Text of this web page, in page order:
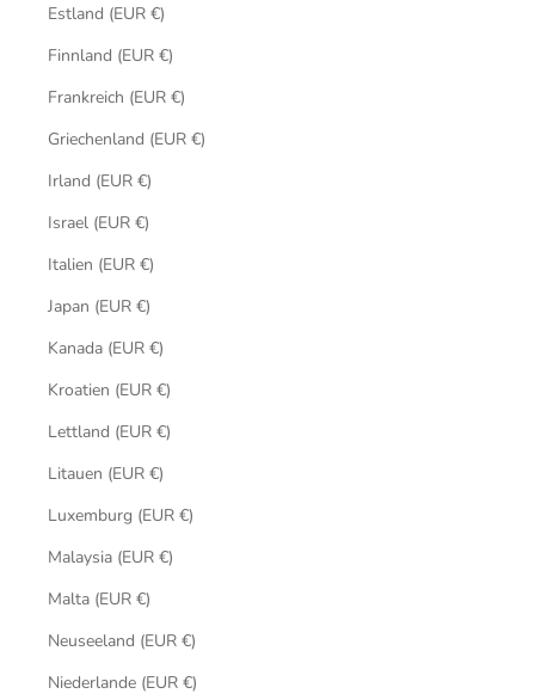
Estland (EUR €)
Finnland (EUR €)
Frankreich (EUR €)
Griechenland (EUR €)
Irland (EUR €)
Israel (EUR €)
Italien (EUR €)
Japan (EUR €)
Kanada (EUR €)
Kroatien (EUR €)
Lettland (EUR €)
Litauen (EUR €)
Luxemburg (EUR €)
Malaysia (EUR €)
Malta (EUR €)
Neuseeland (EUR €)
Niederlande (EUR €)